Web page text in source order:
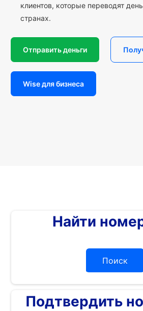
клиентов, которые переводят
странах.
Отправить деньги
Wise для бизнеса
Найти
Поиск
Подтвердить